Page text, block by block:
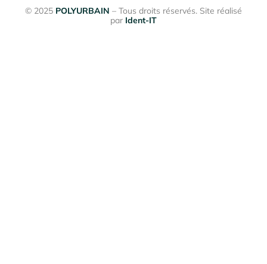
© 2025 POLYURBAIN – Tous droits réservés. Site réalisé
par Ident-IT